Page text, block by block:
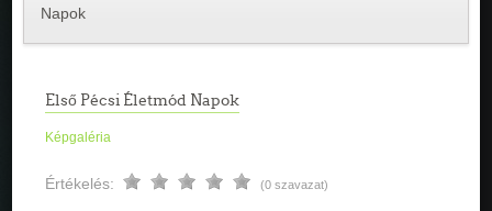
Napok
Első Pécsi Életmód Napok
Képgaléria
Értékelés: (0 szavazat)